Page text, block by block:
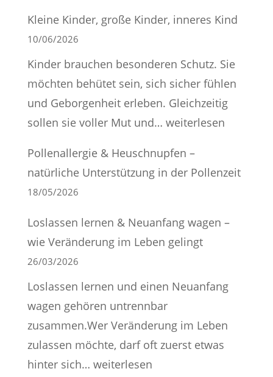
denn
schafft
Großes
alleine
Kleine Kinder, große Kinder, inneres Kind
10/06/2026
Kinder brauchen besonderen Schutz. Sie
möchten behütet sein, sich sicher fühlen
und Geborgenheit erleben. Gleichzeitig
sollen sie voller Mut und… Kleine
große
Kinder,
Kind
weiterlesen
Pollenallergie & Heuschnupfen –
natürliche Unterstützung in der Pollenzeit
18/05/2026
Loslassen lernen & Neuanfang wagen –
wie Veränderung im Leben gelingt
26/03/2026
Loslassen lernen und einen Neuanfang
wagen gehören untrennbar
zusammen.Wer Veränderung im Leben
zulassen möchte, darf oft zuerst etwas
hinter sich… Loslassen
weiterlesen